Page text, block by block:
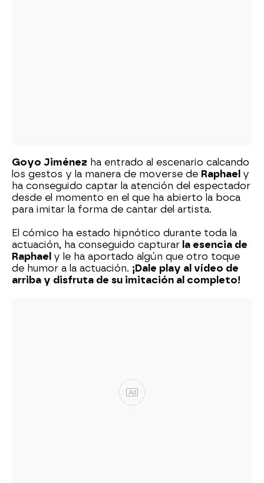
Goyo Jiménez ha entrado al escenario calcando
los gestos y la manera de moverse de Raphael y
ha conseguido captar la atención del espectador
desde el momento en el que ha abierto la boca
para imitar la forma de cantar del artista.
El cómico ha estado hipnótico durante toda la
actuación, ha conseguido capturar la esencia de
Raphael y le ha aportado algún que otro toque
de humor a la actuación. ¡Dale play al vídeo de
arriba y disfruta de su imitación al completo!
Ad